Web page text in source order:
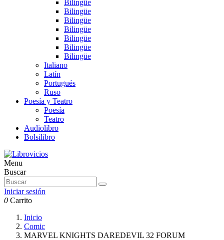
Bilingüe
Bilingüe
Bilingüe
Bilingüe
Bilingüe
Bilingüe
Bilingüe
Italiano
Latín
Portugués
Ruso
Poesía y Teatro
Poesía
Teatro
Audiolibro
Bolsilibro
Menu
Buscar
Iniciar sesión
0 Carrito
Inicio
Comic
MARVEL KNIGHTS DAREDEVIL 32 FORUM